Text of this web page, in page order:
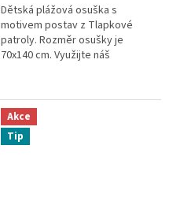
Dětská plážová osuška s
motivem postav z Tlapkové
patroly. Rozměr osušky je
70x140 cm. Využijte náš
Věrnostní program
Akce
Tip